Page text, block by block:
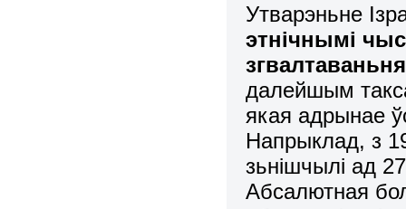
Утварэньне
этнічнымі
далейшым
якая адрынае
Напрыклад, з
зьнішчылі ад
Абсалютная